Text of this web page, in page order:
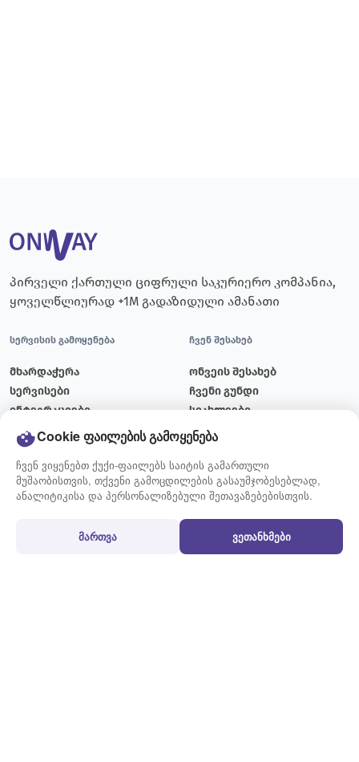
Cookie ფაილების გამოყენება
ჩვენ ვიყენებთ ქუქი-ფაილებს საიტის გამართული
მუშაობისთვის, თქვენი გამოცდილების გასაუმჯობესებლად,
ანალიტიკისა და პერსონალიზებული შეთავაზებებისთვის.
მართვა ვეთანხმები
პირველი ქართული ციფრული საკურიერო კომპანია,
ყოველწლიურად +1M გადაზიდული ამანათი
სერვისის გამოყენება
მხარდაჭერა
სერვისები
ინტეგრაციები
ტარიფები
მიწოდების გრაფიკი
ჩვენ შესახებ
ონვეის შესახებ
ჩვენი გუნდი
სიახლეები
ბლოგი
ვაკანსიები
კონტაქტი
გზავნილის მომზადების
წესები და პირობები
სამომხმარებლო